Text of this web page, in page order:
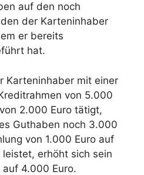
auf den noch
der Karteninhaber
er bereits
hat.
Karteninhaber mit einer
von 5.000
2.000 Euro tätigt,
Guthaben noch 3.000
von 1.000 Euro auf
erhöht sich sein
4.000 Euro.